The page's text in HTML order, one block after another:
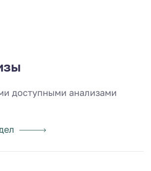
доступными анализами